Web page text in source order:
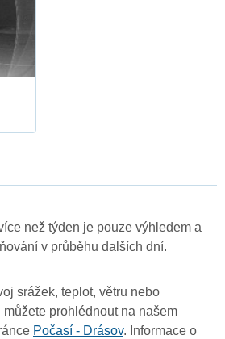
než týden je pouze výhledem a
v průběhu dalších dní.
srážek, teplot, větru nebo
prohlédnout na našem
Počasí - Drásov. Informace o